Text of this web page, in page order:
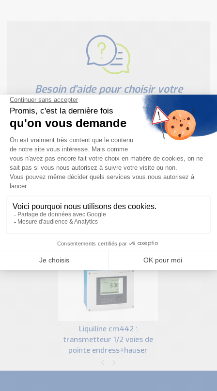
Besoin d'aide pour choisir votre
Nous sommes à votre disposition pour définir
votre projet
NOUS CONTACTER
liquiline cm442 :
transmetteur 1/2 voies de
pointe endress+hauser